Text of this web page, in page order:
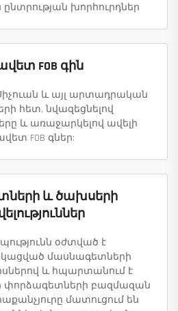
խորհուրդներ
FOB գին
և այլ արտադրական
հետ, նվազեցնելով
և առաջարկելով ավելի
FOB գներ:
և ծախսերի
օժտված է
մասնագետների
և հպարտանում է
փորձագետների բազմազան
մատուցում են